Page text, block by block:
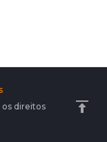
direitos